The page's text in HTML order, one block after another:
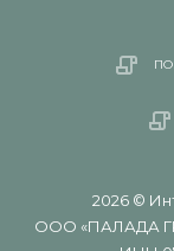
2026 ©
ООО «ПАЛАДА